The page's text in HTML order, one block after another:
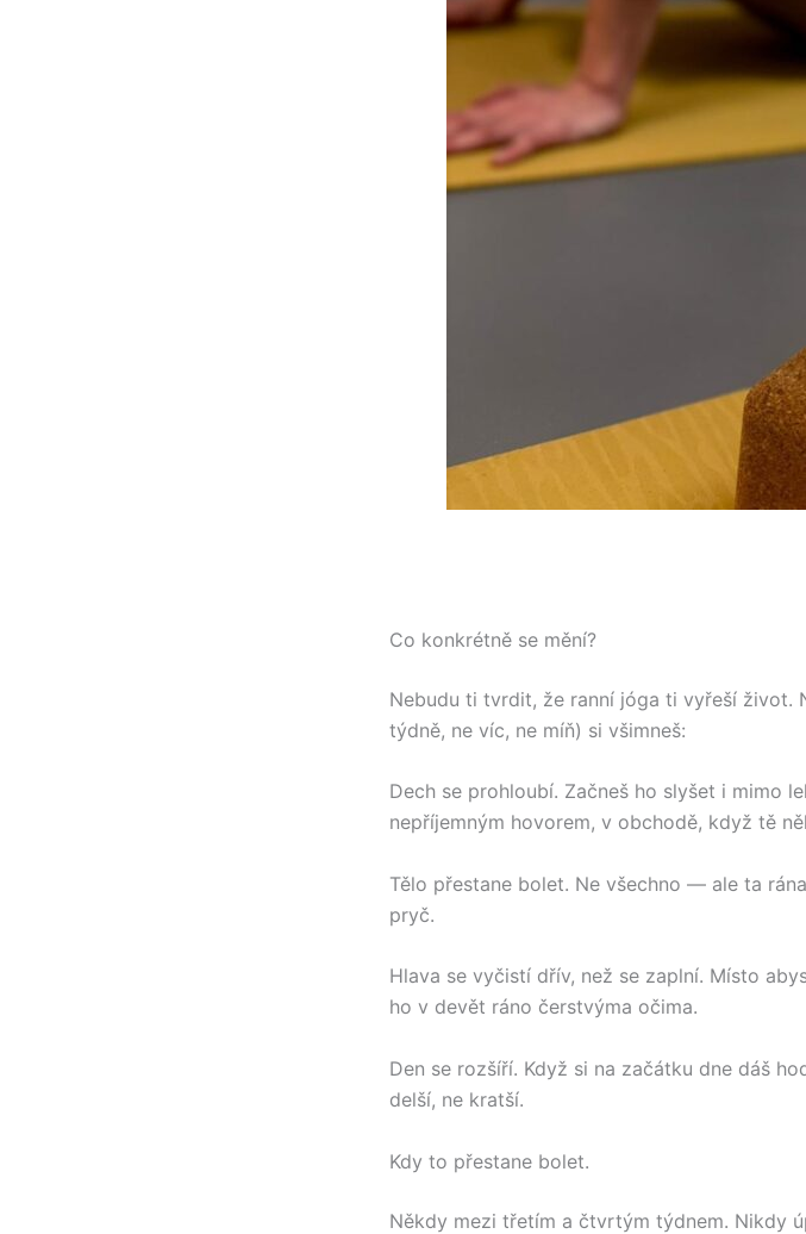
Co konkrétně se mění?
Nebudu ti tvrdit, že ranní jóga ti vyřeší život.
týdně, ne víc, ne míň) si všimneš:
Dech se prohloubí. Začneš ho slyšet i mimo
nepříjemným hovorem, v obchodě, když tě
Tělo přestane bolet. Ne všechno — ale ta
pryč.
Hlava se vyčistí dřív, než se zaplní. Místo
ho v devět ráno čerstvýma očima.
Den se rozšíří. Když si na začátku dne dáš
delší, ne kratší.
Kdy to přestane bolet.
Někdy mezi třetím a čtvrtým týdnem. Nikdy